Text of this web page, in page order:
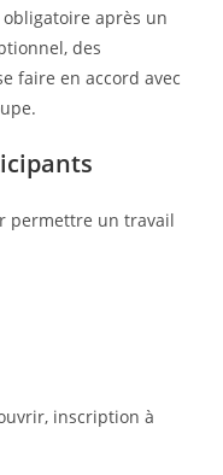
obligatoire après un
des
faire en accord avec
permettre un travail
inscription à